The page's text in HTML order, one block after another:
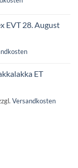
EVT 28. August
ET
Versandkosten